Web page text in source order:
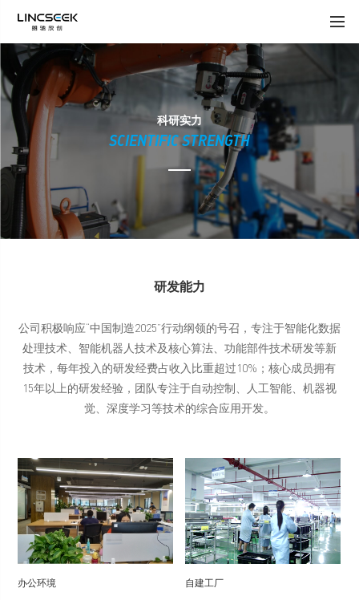
科研实力
SCIENTIFIC STRENGTH
研发能力
公司积极响应“中国制造2025”行动纲领的号召，专注于智能化数据
处理技术、智能机器人技术及核心算法、功能部件技术研发等新
技术，每年投入的研发经费占收入比重超过10%；核心成员拥有
15年以上的研发经验，团队专注于自动控制、人工智能、机器视
觉、深度学习等技术的综合应用开发。
办公环境 自建工厂